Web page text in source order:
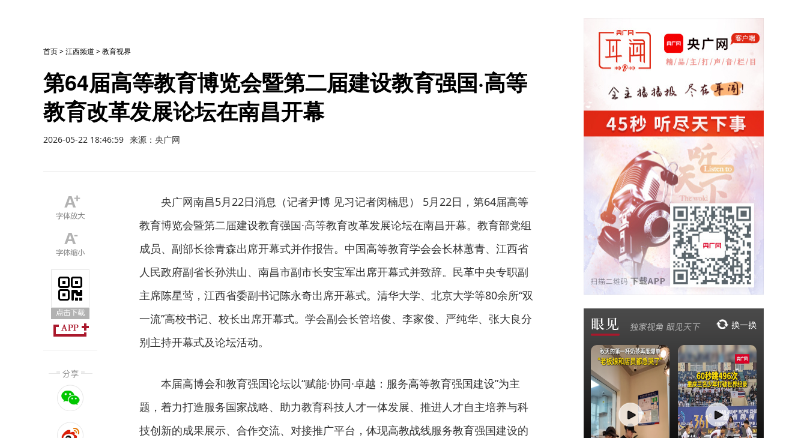
首页>江西频道 >教育视界
第64届高等教育博览会暨第二届建设教育强国·高等
教育改革发展论坛在南昌开幕
2026-05-22 18:46:59 来源：央广网
央广网南昌5月22日消息（记者尹博 见习记者闵楠思） 5月22日，第64届高等
教育博览会暨第二届建设教育强国·高等教育改革发展论坛在南昌开幕。教育部党组
成员、副部长徐青森出席开幕式并作报告。中国高等教育学会会长林蕙青、江西省
人民政府副省长孙洪山、南昌市副市长安宝军出席开幕式并致辞。民革中央专职副
主席陈星莺，江西省委副书记陈永奇出席开幕式。清华大学、北京大学等80余所“双
一流”高校书记、校长出席开幕式。学会副会长管培俊、李家俊、严纯华、张大良分
别主持开幕式及论坛活动。
本届高博会和教育强国论坛以“赋能·协同·卓越：服务高等教育强国建设”为主
题，着力打造服务国家战略、助力教育科技人才一体发展、推进人才自主培养与科
技创新的成果展示、合作交流、对接推广平台，体现高教战线服务教育强国建设的